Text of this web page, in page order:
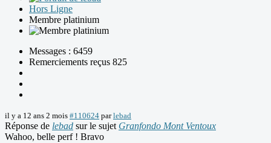
Hors Ligne
Membre platinium
Messages : 6459
Remerciements reçus 825
il y a 12 ans 2 mois #110624 parlebad
Réponse de lebad sur le sujet Granfondo Mont Ventoux
Wahoo, belle perf ! Bravo